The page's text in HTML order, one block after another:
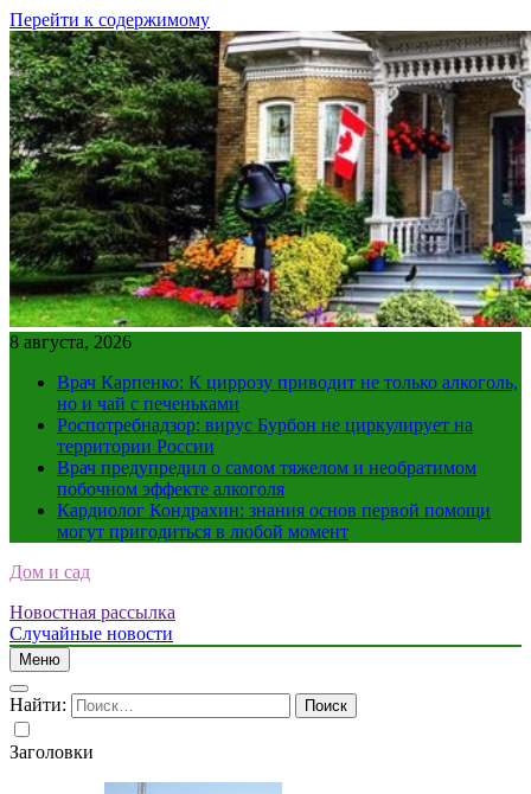
Перейти к содержимому
8 августа, 2026
Врач Карпенко: К циррозу приводит не только алкоголь,
но и чай с печеньками
Роспотребнадзор: вирус Бурбон не циркулирует на
территории России
Врач предупредил о самом тяжелом и необратимом
побочном эффекте алкоголя
Кардиолог Кондрахин: знания основ первой помощи
могут пригодиться в любой момент
Дом и сад
Новостная рассылка
Случайные новости
Меню
Найти:
Заголовки